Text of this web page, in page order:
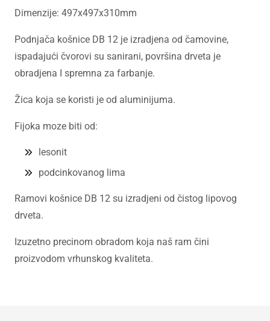
Dimenzije: 497x497x310mm
Podnjača košnice DB 12 je izradjena od čamovine,
ispadajući čvorovi su sanirani, površina drveta je
obradjena I spremna za farbanje.
Žica koja se koristi je od aluminijuma.
Fijoka moze biti od:
lesonit
podcinkovanog lima
Ramovi košnice DB 12 su izradjeni od čistog lipovog
drveta.
Izuzetno precinom obradom koja naš ram čini
proizvodom vrhunskog kvaliteta.